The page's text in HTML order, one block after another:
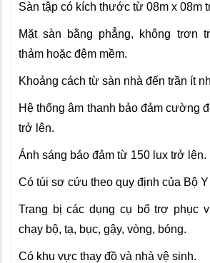
Sàn tập có kích thước từ 08m x 08m
Mặt sàn bằng phẳng, không trơn
thảm hoặc đệm mềm.
Khoảng cách từ sàn nhà đến trần ít
Hệ thống âm thanh bảo đảm cường
trở lên.
Ánh sáng bảo đảm từ 150 lux trở lên.
Có túi sơ cứu theo quy định của Bộ Y
Trang bị các dụng cụ bổ trợ phục
chạy bộ, tạ, bục, gậy, vòng, bóng.
Có khu vực thay đồ và nhà vệ sinh.